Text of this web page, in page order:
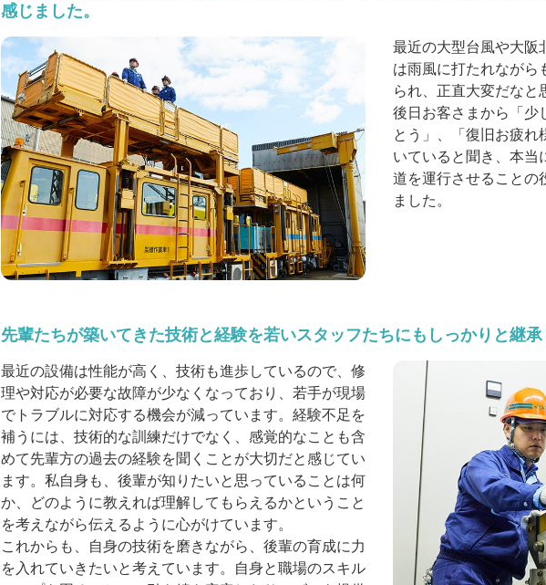
感じました。
最近の大型台風や大阪
は雨風に打たれながら
られ、正直大変だなと
後日お客さまから「少
とう」、「復旧お疲れ
いていると聞き、本当
道を運行させることの
ました。
先輩たちが築いてきた技術と経験を若いスタッフたちにもしっかりと継承
最近の設備は性能が高く、技術も進歩しているので、修
理や対応が必要な故障が少なくなっており、若手が現場
でトラブルに対応する機会が減っています。経験不足を
補うには、技術的な訓練だけでなく、感覚的なことも含
めて先輩方の過去の経験を聞くことが大切だと感じてい
ます。私自身も、後輩が知りたいと思っていることは何
か、どのように教えれば理解してもらえるかということ
を考えながら伝えるように心がけています。
これからも、自身の技術を磨きながら、後輩の育成に力
を入れていきたいと考えています。自身と職場のスキル